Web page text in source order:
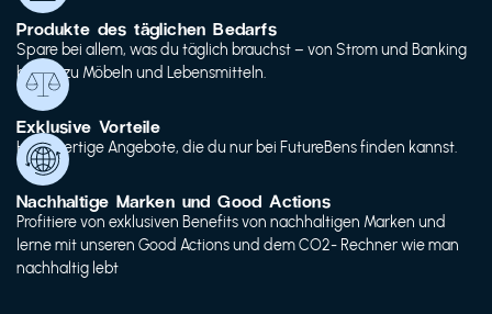
Produkte des täglichen Bedarfs
Spare bei allem, was du täglich brauchst – von Strom und Banking
bis hin zu Möbeln und Lebensmitteln.
Exklusive Vorteile
Hochwertige Angebote, die du nur bei FutureBens finden kannst.
Nachhaltige Marken und Good Actions
Profitiere von exklusiven Benefits von nachhaltigen Marken und
lerne mit unseren Good Actions und dem CO2- Rechner wie man
nachhaltig lebt